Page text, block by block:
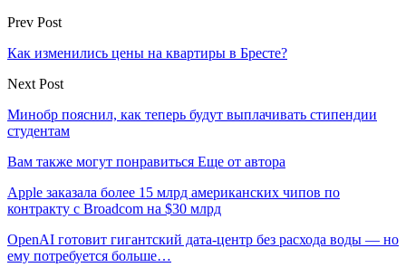
Prev Post
Как изменились цены на квартиры в Бресте?
Next Post
Минобр пояснил, как теперь будут выплачивать стипендии
студентам
Вам также могут понравиться Еще от автора
Apple заказала более 15 млрд американских чипов по
контракту с Broadcom на $30 млрд
OpenAI готовит гигантский дата-центр без расхода воды — но
ему потребуется больше…